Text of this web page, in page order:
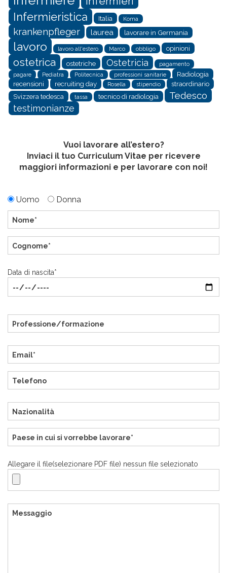
Infermieristica Italia Koma
krankenpfleger laurea lavorare in Germania
lavoro lavoro all'estero Marco obbligo opinioni
ostetrica ostetriche Ostetricia
pagamento
pagare
Pediatra Politecnica professioni sanitarie
Radiologia
recensioni
recruiting day Rosella stipendio
straordinario
Svizzera tedesca
tassa tecnico di radiologia Tedesco
testimonianze
Vuoi lavorare all’estero?
Inviaci il tuo Curriculum Vitae per ricevere
maggiori informazioni e per lavorare con noi!
Uomo Donna
Data di nascita*
Allegare il file(selezionare PDF file) nessun file selezionato